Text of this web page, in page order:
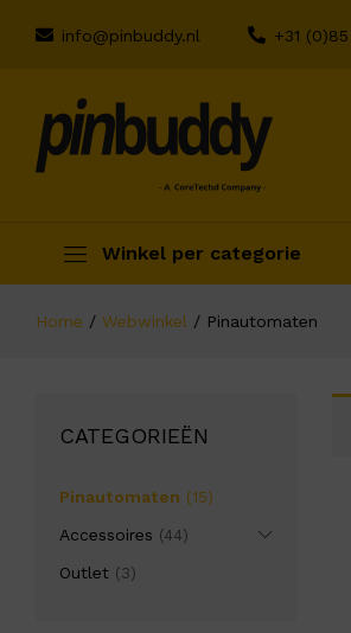
info@pinbuddy.nl +31
Winkel per categorie
Home / Webwinkel / Pinautomaten
CATEGORIEËN
Pinautomaten (15)
Accessoires (44)
Outlet (3)